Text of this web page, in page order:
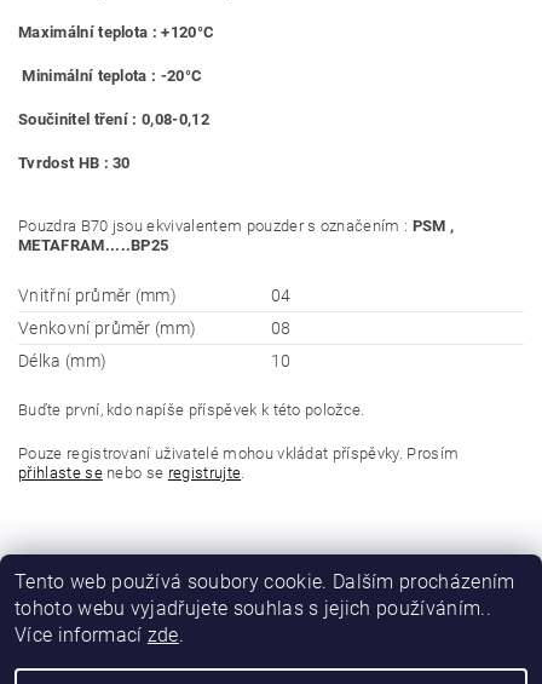
Maximální teplota : +120°C
Minimální teplota : -20°C
Součinitel tření : 0,08-0,12
Tvrdost HB : 30
Pouzdra B70 jsou ekvivalentem pouzder s označením : PSM ,
METAFRAM.....BP25
Vnitřní průměr (mm)
04
Venkovní průměr (mm)
08
Délka (mm)
10
Buďte první, kdo napíše příspěvek k této položce.
Pouze registrovaní uživatelé mohou vkládat příspěvky. Prosím
přihlaste senebo se registrujte.
Tento web používá soubory cookie. Dalším procházením
tohoto webu vyjadřujete souhlas s jejich používáním..
Více informací zde.